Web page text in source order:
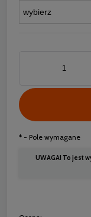
* - Pole wymagane
UWAGA! To jest